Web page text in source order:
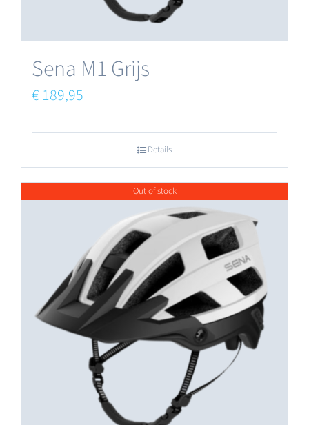
de
productpagina
Sena M1 Grijs
€189,95
Details
Out of stock